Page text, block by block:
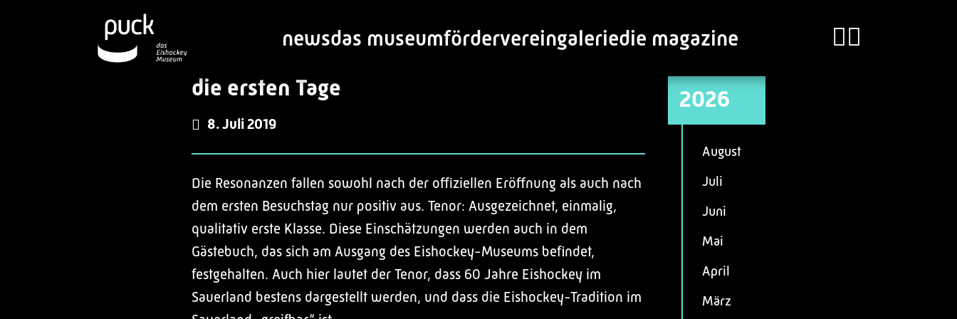
newsdas museumfördervereingaleriedie magazine
die ersten Tage
8. Juli 2019
Die Resonanzen fallen sowohl nach der offiziellen Eröffnung als auch nach
dem ersten Besuchstag nur positiv aus. Tenor: Ausgezeichnet, einmalig,
qualitativ erste Klasse. Diese Einschätzungen werden auch in dem
Gästebuch, das sich am Ausgang des Eishockey-Museums befindet,
festgehalten. Auch hier lautet der Tenor, dass 60 Jahre Eishockey im
Sauerland bestens dargestellt werden, und dass die Eishockey-Tradition im
2026
August
Juli
Juni
Mai
April
März